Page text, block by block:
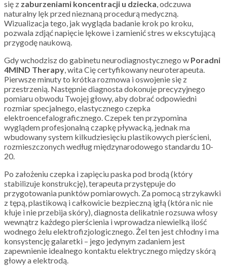
się z zaburzeniami koncentracji u dziecka, odczuwa
naturalny lęk przed nieznaną procedurą medyczną.
Wizualizacja tego, jak wygląda badanie krok po kroku,
pozwala zdjąć napięcie lękowe i zamienić stres w ekscytującą
przygodę naukową.
Gdy wchodzisz do gabinetu neurodiagnostycznego w Poradni
4MIND Therapy, wita Cię certyfikowany neuroterapeuta.
Pierwsze minuty to krótka rozmowa i oswojenie się z
przestrzenią. Następnie diagnosta dokonuje precyzyjnego
pomiaru obwodu Twojej głowy, aby dobrać odpowiedni
rozmiar specjalnego, elastycznego czepka
elektroencefalograficznego. Czepek ten przypomina
wyglądem profesjonalną czapkę pływacką, jednak ma
wbudowany system kilkudziesięciu plastikowych pierścieni,
rozmieszczonych według międzynarodowego standardu 10-
20.
Po założeniu czepka i zapięciu paska pod brodą (który
stabilizuje konstrukcję), terapeuta przystępuje do
przygotowania punktów pomiarowych. Za pomocą strzykawki
z tępą, plastikową i całkowicie bezpieczną igłą (która nic nie
kłuje i nie przebija skóry), diagnosta delikatnie rozsuwa włosy
wewnątrz każdego pierścienia i wprowadza niewielką ilość
wodnego żelu elektrofizjologicznego. Żel ten jest chłodny i ma
konsystencję galaretki – jego jedynym zadaniem jest
zapewnienie idealnego kontaktu elektrycznego między skórą
głowy a elektrodą.